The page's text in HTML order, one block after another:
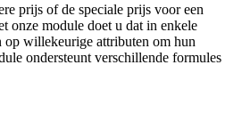
prijs of de speciale prijs voor een
onze module doet u dat in enkele
willekeurige attributen om hun
ondersteunt verschillende formules